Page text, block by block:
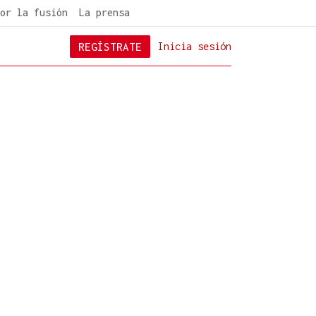
la fusión La prensa
Inicia sesión
REGÍSTRATE